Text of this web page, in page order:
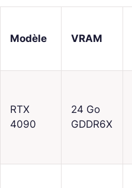
Modèle VRAM
RTX
4090
24 Go
GDDR6X